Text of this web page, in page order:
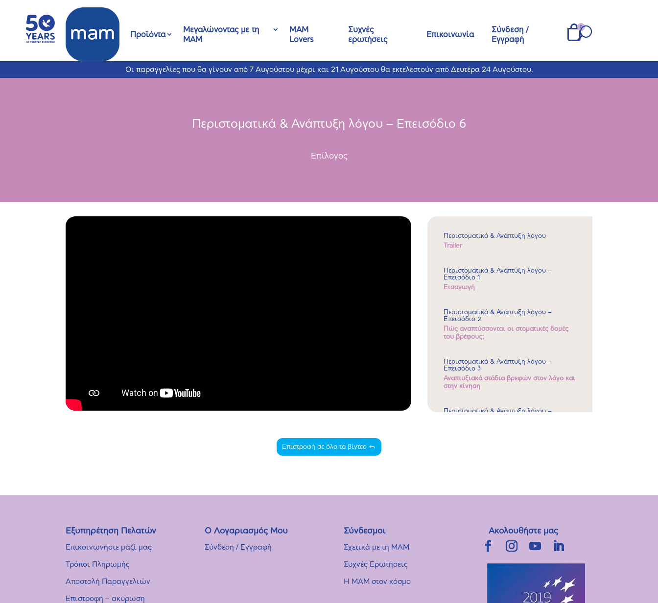
Οι παραγγελίες που θα γίνουν από 7 Αυγούστου μέχρι και 21 Αυγούστου θα εκτελεστούν από Δευτέρα 24 Αυγούστου.
Προϊόντα
Μεγαλώνοντας με τη
ΜΑΜ
MAM
Lovers
Συχνές
ερωτήσεις
Επικοινωνία
Σύνδεση /
Εγγραφή
Περιστοματικά & Ανάπτυξη λόγου – Επεισόδιο 6
Επίλογος
Περιστοματικά & Ανάπτυξη λόγου
Trailer
Περιστοματικά & Ανάπτυξη λόγου –
Επεισόδιο 1
Εισαγωγή
Περιστοματικά & Ανάπτυξη λόγου –
Επεισόδιο 2
Πώς αναπτύσσονται οι στοματικές δομές
του βρέφους;
Περιστοματικά & Ανάπτυξη λόγου –
Επεισόδιο 3
Αναπτυξιακά στάδια βρεφών στον λόγο και
στην κίνηση
Περιστοματικά & Ανάπτυξη λόγου –
Επιστροφή σε όλα τα βίντεο
Εξυπηρέτηση Πελατών
Επικοινωνήστε μαζί μας
Τρόποι Πληρωμής
Αποστολή Παραγγελιών
Επιστροφή – ακύρωση
Ο Λογαριασμός Μου
Σύνδεση / Εγγραφή
Σύνδεσμοι
Σχετικά με τη MAM
Συχνές Eρωτήσεις
Η MAM στον κόσμο
Ακολουθήστε μας